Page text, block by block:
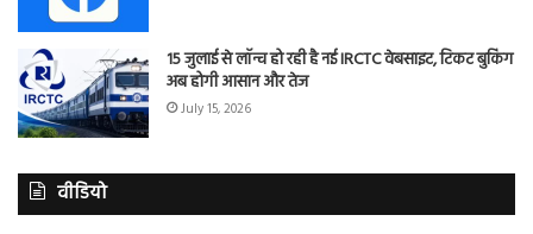
15 जुलाई से लॉन्च हो रही है नई IRCTC वेबसाइट, टिकट बुकिंग
अब होगी आसान और तेज
July 15, 2026
वीडियो